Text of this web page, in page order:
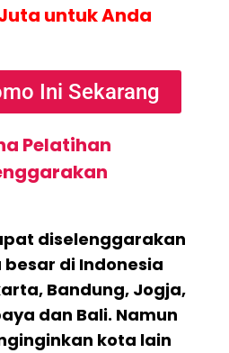
untuk Anda
Ini Sekarang
Pelatihan
diselenggarakan
di Indonesia
Bandung, Jogja,
dan Bali. Namun
kota lain